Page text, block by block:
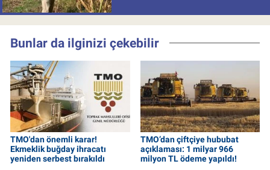
Bunlar da ilginizi çekebilir
TMO'dan önemli karar!
Ekmeklik buğday ihracatı
yeniden serbest bırakıldı
TMO’dan çiftçiye hububat
açıklaması: 1 milyar 966
milyon TL ödeme yapıldı!